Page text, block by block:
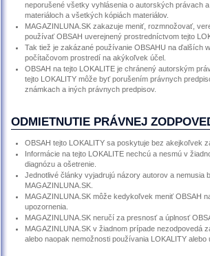
neporušené všetky vyhlásenia o autorských právach
materiáloch a všetkých kópiách materiálov.
MAGAZINLUNA.SK zakazuje meniť, rozmnožovať,
používať OBSAH uverejnený prostredníctvom tejto
Tak tiež je zakázané používanie OBSAHU na ďalších
počítačovom prostredí na akýkoľvek účel.
OBSAH na tejto LOKALITE je chránený autorským
tejto LOKALITY môže byť porušením právnych
známkach a iných právnych predpisov.
ODMIETNUTIE PRÁVNEJ
OBSAH tejto LOKALITY sa poskytuje bez akejkoľvek
Informácie na tejto LOKALITE nechcú a nesmú v
diagnózu a ošetrenie.
Jednotlivé články vyjadrujú názory autorov a nemusia
MAGAZINLUNA.SK.
MAGAZINLUNA.SK môže kedykoľvek meniť OBSAH
upozornenia.
MAGAZINLUNA.SK neručí za presnosť a úplnosť
MAGAZINLUNA.SK v žiadnom prípade nezodpovedá
alebo naopak nemožnosti používania LOKALITY alebo